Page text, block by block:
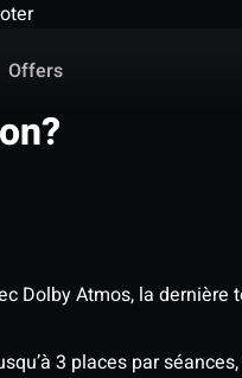
Offers
Dolby Atmos, la
3 places par